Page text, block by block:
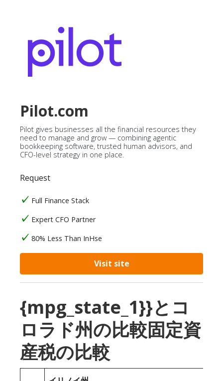
Pilot.com
Pilot gives businesses all the financial resources they
need to manage and grow — combining agentic
bookkeeping software, trusted human advisors, and
CFO-level strategy in one place.
Request
Full Finance Stack
Expert CFO Partner
80% Less Than InHse
Visit site
{mpg_state_1}}とコ
ロラド州の比較固定資
産税の比較